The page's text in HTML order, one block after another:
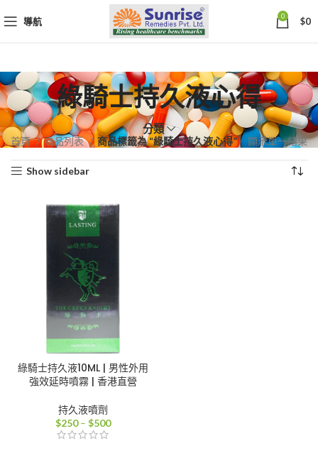
導航 0 $0
綠騎士持久液心得
分類
首頁 商品列表 商品標籤為 “綠騎士持久液心得” 顯示單一結果
Show sidebar
綠騎士持久液10ML | 男性外用
強效延時噴霧 | 香港直營
持久液噴劑
$250 – $500價